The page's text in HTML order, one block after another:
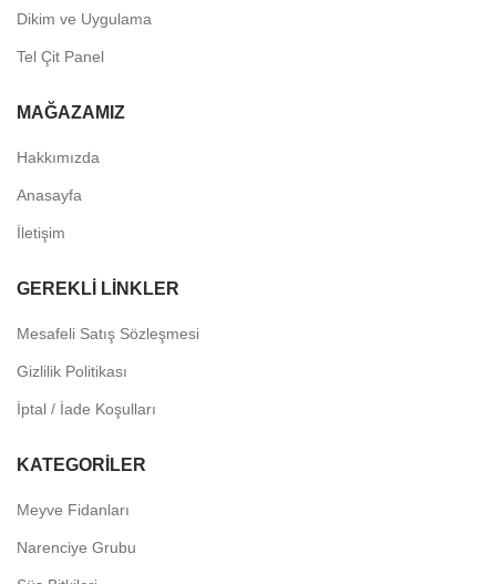
Dikim ve Uygulama
Tel Çit Panel
MAĞAZAMIZ
Hakkımızda
Anasayfa
İletişim
GEREKLI LINKLER
Mesafeli Satış Sözleşmesi
Gizlilik Politikası
İptal / İade Koşulları
KATEGORILER
Meyve Fidanları
Narenciye Grubu